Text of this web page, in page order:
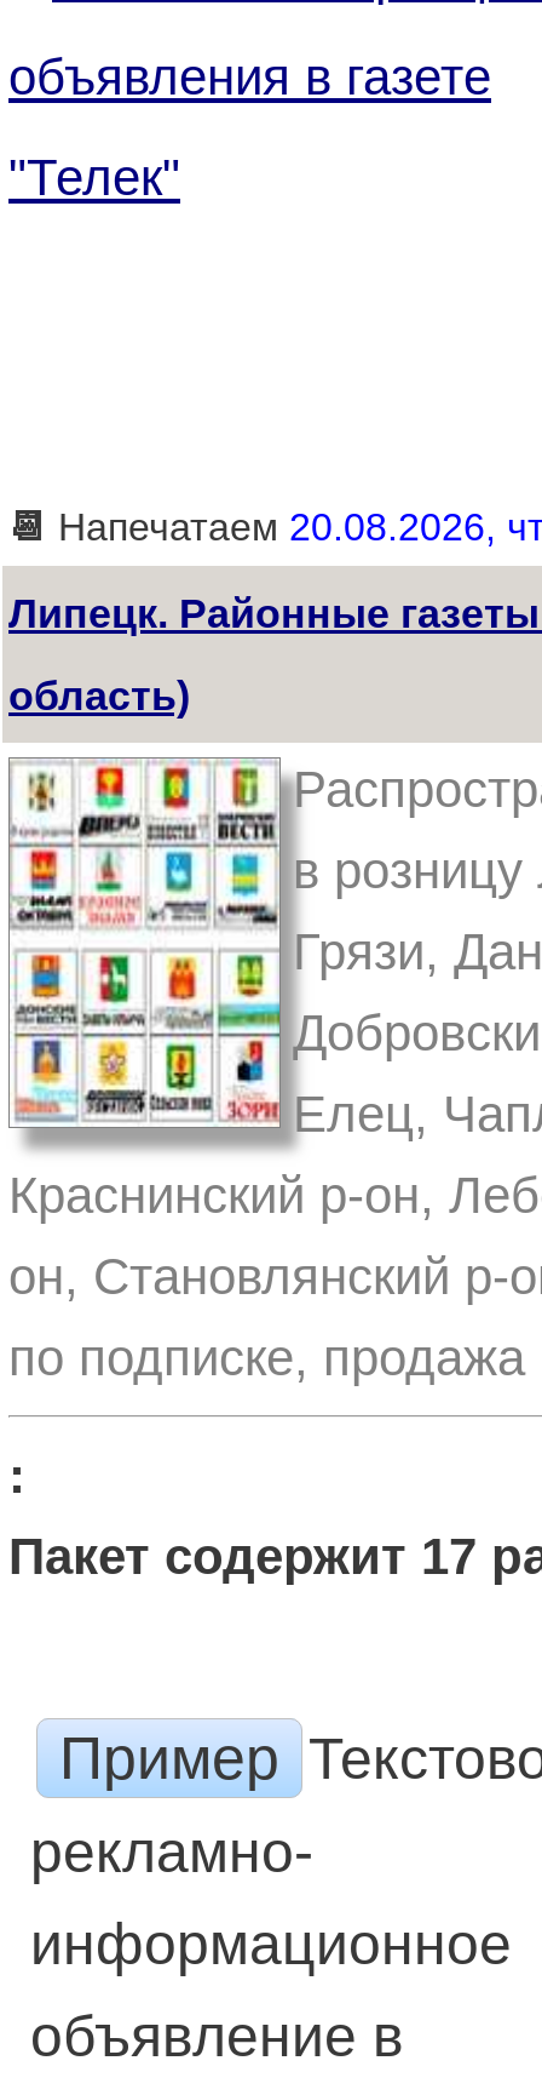
объявления в газете
"Телек"
📆 Напечатаем 20.08.2026,
Липецк. Районные
область)
в
Грязи,
Елец,
Краснинский р-он,
он, Становлянский
по подписке, продажа
:
Пакет содержит 17
Пример
рекламно-
информационное
объявление в